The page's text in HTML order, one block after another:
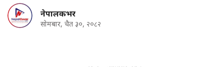
नेपालकभर
सोमबार, चैत ३०, २०८२